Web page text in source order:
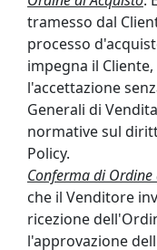
tramesso dal
processo
impegna il
l'accettazione
Generali di
normative sul
Policy.
Conferma di Ordine
che il Venditore
ricezione
l'approvazione